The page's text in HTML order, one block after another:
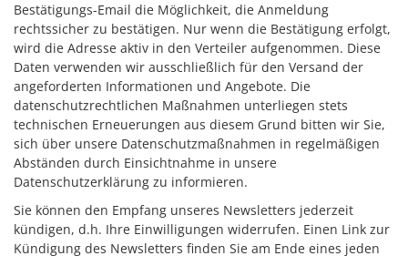
Bestätigungs-Email die Möglichkeit, die Anmeldung
rechtssicher zu bestätigen. Nur wenn die Bestätigung erfolgt,
wird die Adresse aktiv in den Verteiler aufgenommen. Diese
Daten verwenden wir ausschließlich für den Versand der
angeforderten Informationen und Angebote. Die
datenschutzrechtlichen Maßnahmen unterliegen stets
technischen Erneuerungen aus diesem Grund bitten wir Sie,
sich über unsere Datenschutzmaßnahmen in regelmäßigen
Abständen durch Einsichtnahme in unsere
Datenschutzerklärung zu informieren.
Sie können den Empfang unseres Newsletters jederzeit
kündigen, d.h. Ihre Einwilligungen widerrufen. Einen Link zur
Kündigung des Newsletters finden Sie am Ende eines jeden